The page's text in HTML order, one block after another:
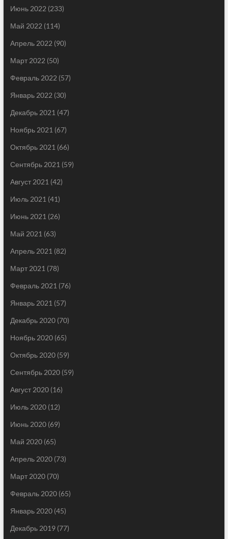
Июнь 2022 (233)
Май 2022 (114)
Апрель 2022 (90)
Март 2022 (50)
Февраль 2022 (57)
Январь 2022 (30)
Декабрь 2021 (47)
Ноябрь 2021 (67)
Октябрь 2021 (66)
Сентябрь 2021 (59)
Август 2021 (42)
Июль 2021 (41)
Июнь 2021 (26)
Май 2021 (63)
Апрель 2021 (82)
Март 2021 (78)
Февраль 2021 (76)
Январь 2021 (57)
Декабрь 2020(70)
Ноябрь 2020(65)
Октябрь 2020(59)
Сентябрь 2020(59)
Август 2020(16)
Июль 2020(12)
Июнь 2020(69)
Май 2020(65)
Апрель 2020(73)
Март 2020(70)
Февраль 2020(65)
Январь 2020(45)
Декабрь 2019(77)